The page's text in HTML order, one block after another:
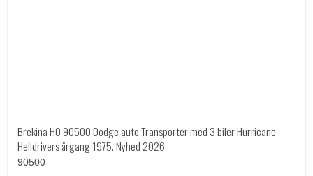
Brekina HO 90500 Dodge auto Transporter med 3 biler Hurricane
Helldrivers årgang 1975. Nyhed 2026
90500